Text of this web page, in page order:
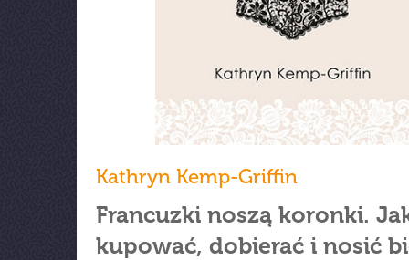
Kathryn Kemp-Griffin
Francuzki noszą koronki.
kupować, dobierać i nosić